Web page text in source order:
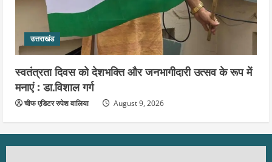
उत्तराखंड
स्वतंत्रता दिवस को देशभक्ति और जनभागीदारी उत्सव के रूप में
मनाएं : डा.विशाल गर्ग
चीफ एडिटर रुपेश वालिया August 9, 2026